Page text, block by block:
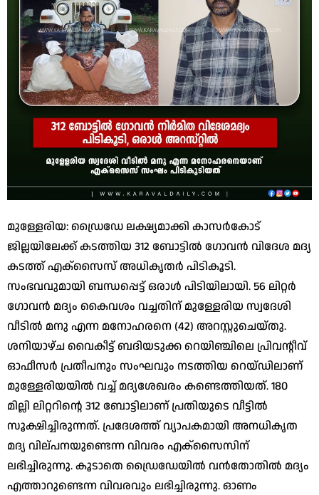
മുള്ളേരിയ: ഡ്രൈഡേ ലക്ഷ്യമാക്കി കാസര്‍കോട്
ജില്ലയിലേക്ക് കടത്തിയ 312 ബോട്ടില്‍ ഗോവന്‍ വിദേശ മദ്യ
കടത്ത് എക്‌സൈസ് അധികൃതര്‍ പിടികൂടി.
സംഭവവുമായി ബന്ധപ്പെട്ട് ഒരാള്‍ പിടിയിലായി. 56 ലിറ്റര്‍
ഗോവന്‍ മദ്യം കൈവശം വച്ചതിന് മുള്ളേരിയ സ്വദേശി
വീടില്‍ മനു എന്ന മനോഹരനെ (42) അറസ്റ്റുചെയ്തു.
ശനിയാഴ്ച വൈകീട്ട് ബദിയടുക്ക റെയിഞ്ചിലെ പ്രിവന്റീവ്
ഓഫീസര്‍ പ്രതീപനും സംഘവും നടത്തിയ റെയ്ഡിലാണ്
മുള്ളേരിയയില്‍ വച്ച് മദ്യശേഖരം കണ്ടെത്തിയത്. 180
മില്ലി ലിറ്ററിന്റെ 312 ബോട്ടിലാണ് പ്രതിയുടെ വീട്ടില്‍
സൂക്ഷിച്ചിരുന്നത്. പ്രദേശത്ത് വ്യാപകമായി അനധികൃത
മദ്യ വില്പനയുണ്ടെന്ന വിവരം എക്‌സൈസിന്
ലഭിച്ചിരുന്നു. കൂടാതെ ഡ്രൈഡേയില്‍ വന്‍തോതില്‍ മദ്യം
എത്താറുണ്ടെന്ന വിവരവും ലഭിച്ചിരുന്നു. ഓണം